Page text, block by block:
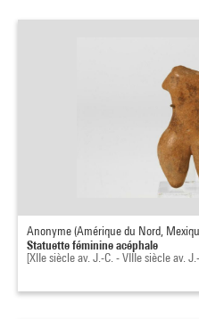
Anonyme (Amérique du Nord,
Statuette féminine acéphale
[XIIe siècle av. J.-C. - VIIIe siècle av.